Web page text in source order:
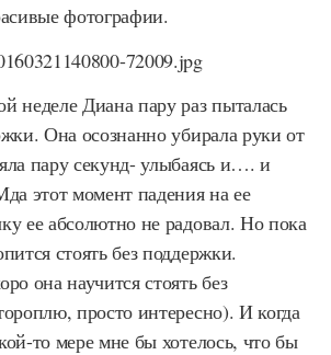
фотографии.
неделе Диана пару раз пыталась
Она осознанно убирала руки от
пару секунд- улыбаясь и…. и
этот момент падения на ее
ее абсолютно не радовал. Но пока
стоять без поддержки.
она научится стоять без
просто интересно). И когда
то мере мне бы хотелось, что бы